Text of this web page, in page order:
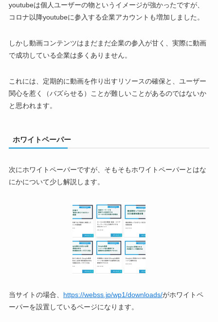
youtubeは個人ユーザーの物というイメージが強かったですが、
コロナ以降youtubeに参入する企業アカウントも増加しました。
しかし動画コンテンツはまだまだ企業の参入が甘く、実際に動画
で成功している企業は多くありません。
これには、定期的に動画を作り出すリソースの確保と、ユーザー
関心を惹く（バズらせる）ことが難しいことがあるのではないか
と思われます。
ホワイトペーパー
次にホワイトペーパーですが、そもそもホワイトペーパーとはな
にかについて少し解説します。
当サイトの場合、 https://webss.jp/wp1/downloads/がホワイトペ
ーパーを設置しているページになります。